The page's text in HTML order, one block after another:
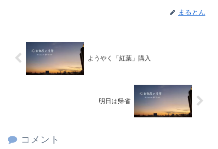
まるとん
ようやく「紅葉」購入
明日は帰省
コメント